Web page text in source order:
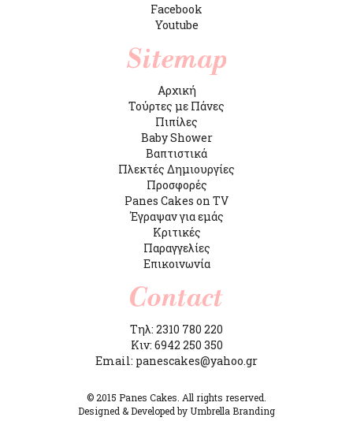
Facebook
Youtube
Αρχική
Τούρτες με Πάνες
Πιπίλες
Baby Shower
Βαπτιστικά
Πλεκτές Δημιουργίες
Προσφορές
Panes Cakes on TV
Έγραψαν για εμάς
Κριτικές
Παραγγελίες
Επικοινωνία
Τηλ: 2310 780 220
Κιν: 6942 250 350
Email: panescakes@yahoo.gr
© 2015 Panes Cakes. All rights reserved.
Designed & Developed by Umbrella Branding